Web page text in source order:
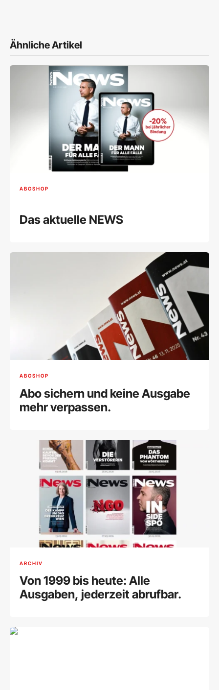
Ähnliche Artikel
ABOSHOP
Das aktuelle NEWS
ABOSHOP
Abo sichern und keine Ausgabe
mehr verpassen.
ARCHIV
Von 1999 bis heute: Alle
Ausgaben, jederzeit abrufbar.